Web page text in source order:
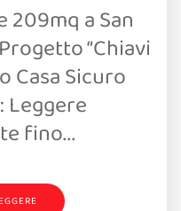
a San
“Chiavi
Casa Sicuro
Leggere
fino...